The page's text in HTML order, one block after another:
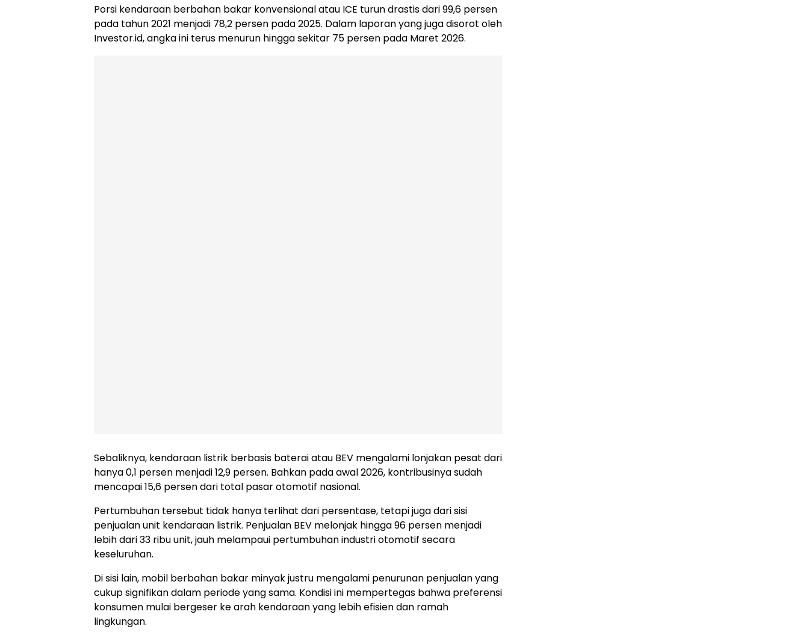
Porsi kendaraan berbahan bakar konvensional atau ICE turun drastis dari 99,6 persen
pada tahun 2021 menjadi 78,2 persen pada 2025. Dalam laporan yang juga disorot oleh
Investor.id, angka ini terus menurun hingga sekitar 75 persen pada Maret 2026.
Sebaliknya, kendaraan listrik berbasis baterai atau BEV mengalami lonjakan pesat dari
hanya 0,1 persen menjadi 12,9 persen. Bahkan pada awal 2026, kontribusinya sudah
mencapai 15,6 persen dari total pasar otomotif nasional.
Pertumbuhan tersebut tidak hanya terlihat dari persentase, tetapi juga dari sisi
penjualan unit kendaraan listrik. Penjualan BEV melonjak hingga 96 persen menjadi
lebih dari 33 ribu unit, jauh melampaui pertumbuhan industri otomotif secara
keseluruhan.
Di sisi lain, mobil berbahan bakar minyak justru mengalami penurunan penjualan yang
cukup signifikan dalam periode yang sama. Kondisi ini mempertegas bahwa preferensi
konsumen mulai bergeser ke arah kendaraan yang lebih efisien dan ramah
lingkungan.